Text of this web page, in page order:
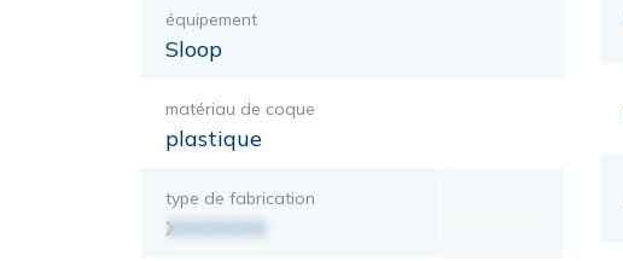
équipement
Sloop
matériau de coque
plastique
type de fabrication
XXXXXXX